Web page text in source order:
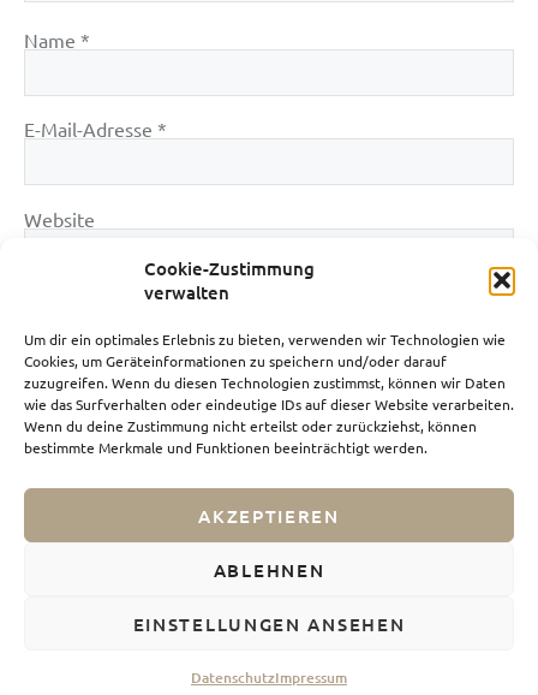
Cookie-Zustimmung
verwalten
Um dir ein optimales Erlebnis zu bieten, verwenden wir Technologien wie
Cookies, um Geräteinformationen zu speichern und/oder darauf
zuzugreifen. Wenn du diesen Technologien zustimmst, können wir Daten
wie das Surfverhalten oder eindeutige IDs auf dieser Website verarbeiten.
Wenn du deine Zustimmung nicht erteilst oder zurückziehst, können
bestimmte Merkmale und Funktionen beeinträchtigt werden.
AKZEPTIEREN
ABLEHNEN
EINSTELLUNGEN ANSEHEN
DatenschutzImpressum
Name *
E-Mail-Adresse *
Website
Impressum Datenschutz
Webdesign von Nicolas Grimm